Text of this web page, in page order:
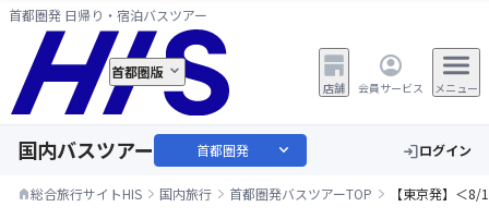
首都圏発 日帰り・宿泊バスツアー
首都圏版
店舗 会員サービス メニュー
国内バスツアー 首都圏発 expand_more loginログイン
home総合旅行サイトHIS 国内旅行 首都圏発バスツアーTOP 【東京発】＜